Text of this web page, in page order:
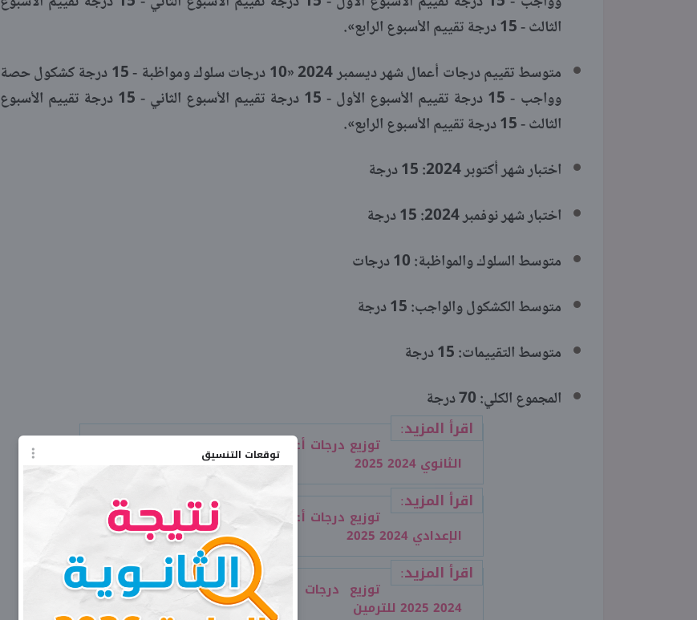
توقعات التنسيق
الثالث - 15 درجة تقييم الأسبوع الرابع».
متوسط تقييم درجات أعمال شهر ديسمبر 2024 «10 درجات سلوك ومواظبة - 15 درجة كشكول حصة
وواجب - 15 درجة تقييم الأسبوع الأول - 15 درجة تقييم الأسبوع الثاني - 15 درجة تقييم الأسبوع
الثالث - 15 درجة تقييم الأسبوع الرابع».
اختبار شهر أكتوبر 2024: 15 درجة
اختبار شهر نوفمبر 2024: 15 درجة
متوسط السلوك والمواظبة: 10 درجات
متوسط الكشكول والواجب: 15 درجة
متوسط التقييمات: 15 درجة
المجموع الكلي: 70 درجة
اقرأ المزيد:
توزيع درجات أعمال السنة للصفين الأول والثاني
الثانوي 2024 2025
اقرأ المزيد:
توزيع درجات أعمال السنة للصفين الأول والثاني
الإعدادي 2024 2025
اقرأ المزيد:
توزيع درجات أعمال السنة للمرحلة الابتدائي
2024 2025 للترمين